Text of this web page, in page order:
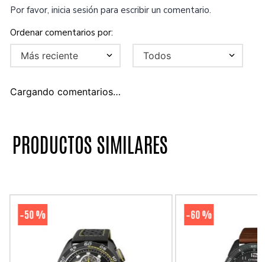
Por favor, inicia sesión para escribir un comentario.
Más reciente Todos
Cargando comentarios…
PRODUCTOS SIMILARES
-50 % -60 %